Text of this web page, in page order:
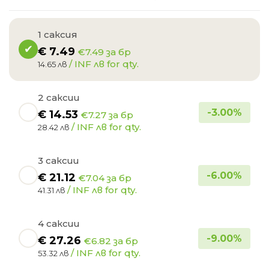
1 саксия
€ 7.49 €7.49 за бр
14.65 лв / INF лв for qty.
2 саксии
€ 14.53 €7.27 за бр
28.42 лв / INF лв for qty.
-3.00%
3 саксии
€ 21.12 €7.04 за бр
41.31 лв / INF лв for qty.
-6.00%
4 саксии
€ 27.26 €6.82 за бр
53.32 лв / INF лв for qty.
-9.00%